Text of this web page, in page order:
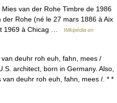
van der Rohe Timbre de 1986
Rohe (né le 27 mars 1886 à Aix
1969 à Chicag …
Wikipédia en
deuhr roh euh, fahn, mees /
architect, born in Germany. Also,
deuhr roh euh, fahn, mees /. * *